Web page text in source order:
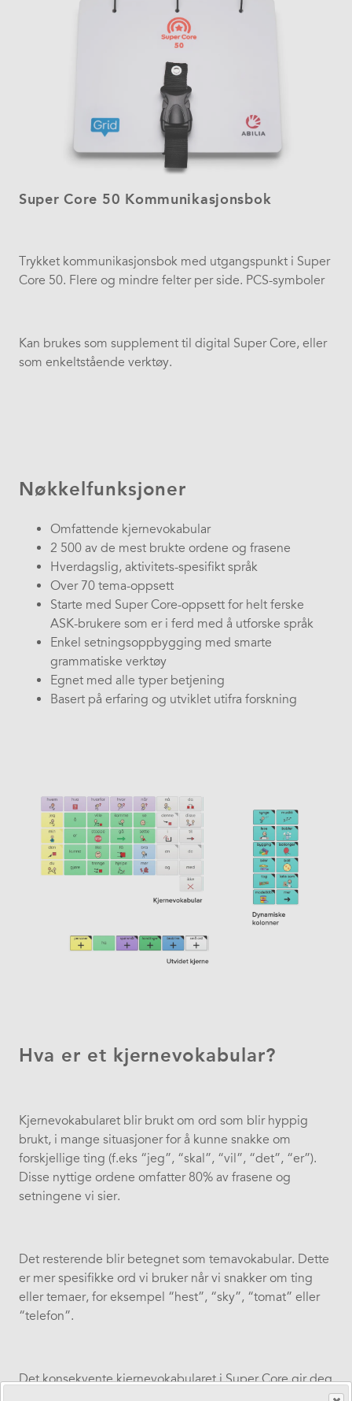
Super Core 50 Kommunikasjonsbok
Trykket kommunikasjonsbok med utgangspunkt i Super
Core 50. Flere og mindre felter per side. PCS-symboler
Kan brukes som supplement til digital Super Core, eller
som enkeltstående verktøy.
Nøkkelfunksjoner
Omfattende kjernevokabular
2 500 av de mest brukte ordene og frasene
Hverdagslig, aktivitets-spesifikt språk
Over 70 tema-oppsett
Starte med Super Core-oppsett for helt ferske
ASK-brukere som er i ferd med å utforske språk
Enkel setningsoppbygging med smarte
grammatiske verktøy
Egnet med alle typer betjening
Basert på erfaring og utviklet utifra forskning
Hva er et kjernevokabular?
Kjernevokabularet blir brukt om ord som blir hyppig
brukt, i mange situasjoner for å kunne snakke om
forskjellige ting (f.eks “jeg”, “skal”, “vil”, “det”, “er”).
Disse nyttige ordene omfatter 80% av frasene og
setningene vi sier.
Det resterende blir betegnet som temavokabular. Dette
er mer spesifikke ord vi bruker når vi snakker om ting
eller temaer, for eksempel “hest”, “sky”, “tomat” eller
“telefon”.
Det konsekvente kjernevokabularet i Super Core gir deg